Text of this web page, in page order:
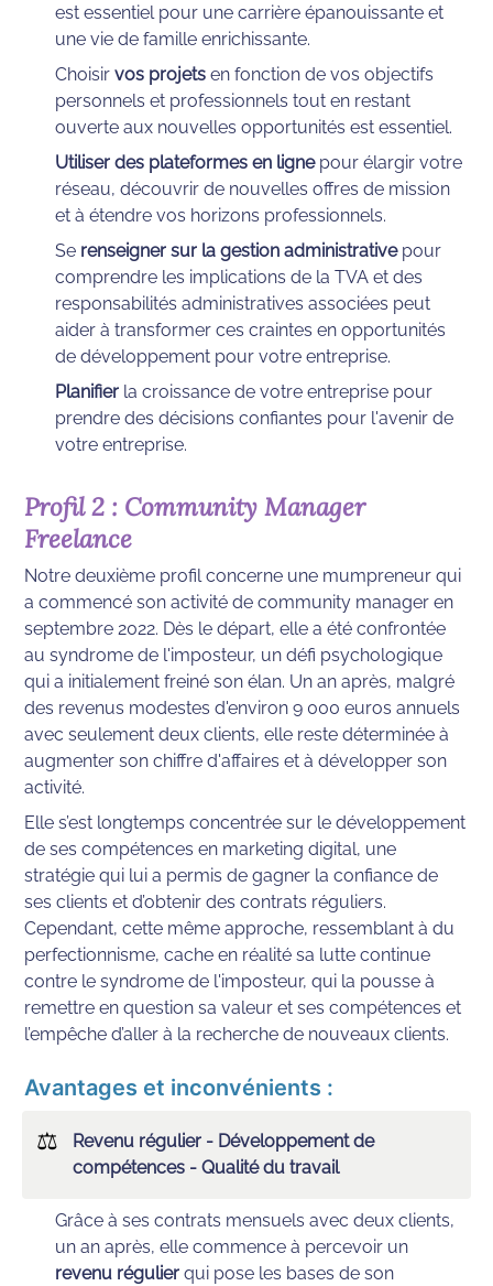
est essentiel pour une carrière épanouissante et
une vie de famille enrichissante.
Choisir vos projets en fonction de vos objectifs
personnels et professionnels tout en restant
ouverte aux nouvelles opportunités est essentiel.
Utiliser des plateformes en ligne pour élargir votre
réseau, découvrir de nouvelles offres de mission
et à étendre vos horizons professionnels.
Se renseigner sur la gestion administrative pour
comprendre les implications de la TVA et des
responsabilités administratives associées peut
aider à transformer ces craintes en opportunités
de développement pour votre entreprise.
Planifier la croissance de votre entreprise pour
prendre des décisions confiantes pour l'avenir de
votre entreprise.
Profil 2 : Community Manager
Freelance
Notre deuxième profil concerne une mumpreneur qui
a commencé son activité de community manager en
septembre 2022. Dès le départ, elle a été confrontée
au syndrome de l'imposteur, un défi psychologique
qui a initialement freiné son élan. Un an après, malgré
des revenus modestes d'environ 9 000 euros annuels
avec seulement deux clients, elle reste déterminée à
augmenter son chiffre d'affaires et à développer son
activité.
Elle s’est longtemps concentrée sur le développement
de ses compétences en marketing digital, une
stratégie qui lui a permis de gagner la confiance de
ses clients et d’obtenir des contrats réguliers.
Cependant, cette même approche, ressemblant à du
perfectionnisme, cache en réalité sa lutte continue
contre le syndrome de l'imposteur, qui la pousse à
remettre en question sa valeur et ses compétences et
l’empêche d’aller à la recherche de nouveaux clients.
Avantages et inconvénients :
⚖
Revenu régulier - Développement de
compétences - Qualité du travail
Grâce à ses contrats mensuels avec deux clients,
revenu régulier qui pose les bases de son